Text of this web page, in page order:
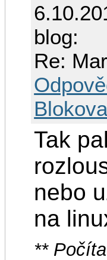
blog:
Re:
Tak
nebo
na
**